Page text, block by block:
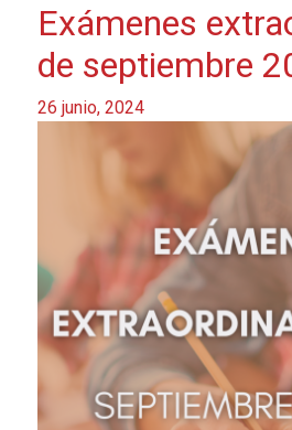
Exámenes
de septiembre
26 junio, 2024